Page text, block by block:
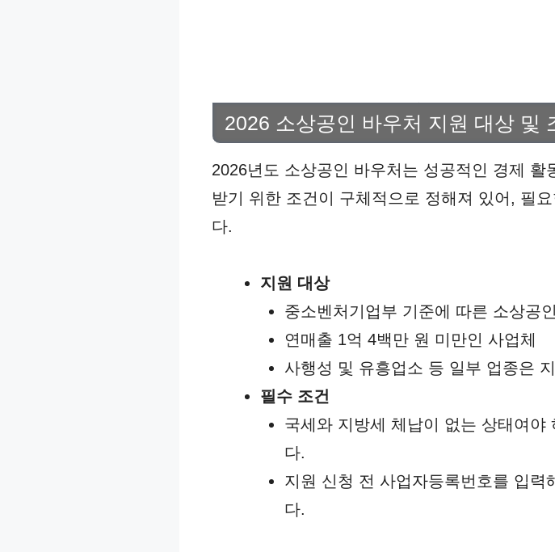
2026 소상공인 바우처 지원 대상 및
2026년도 소상공인 바우처는 성공적인 경제
받기 위한 조건이 구체적으로 정해져 있어, 필
다.
지원 대상
중소벤처기업부 기준에 따른 소상공
연매출 1억 4백만 원 미만인 사업체
사행성 및 유흥업소 등 일부 업종은
필수 조건
국세와 지방세 체납이 없는 상태여야
다.
지원 신청 전 사업자등록번호를 입력
다.